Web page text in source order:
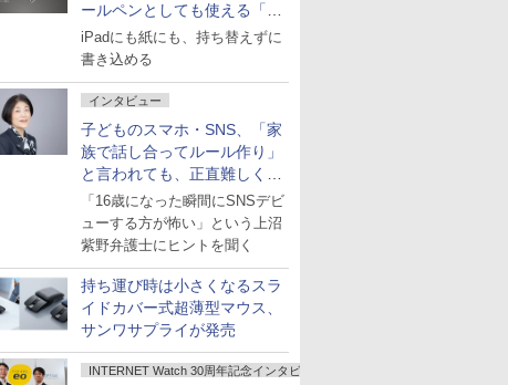
ールペンとしても使える「ス
タイラスツーウェイ」発売
iPadにも紙にも、持ち替えずに
書き込める
インタビュー
子どものスマホ・SNS、「家
族で話し合ってルール作り」
と言われても、正直難しくな
いですか？
「16歳になった瞬間にSNSデビ
ューする方が怖い」という上沼
紫野弁護士にヒントを聞く
持ち運び時は小さくなるスラ
イドカバー式超薄型マウス、
サンワサプライが発売
INTERNET Watch 30周年記念インタビュー